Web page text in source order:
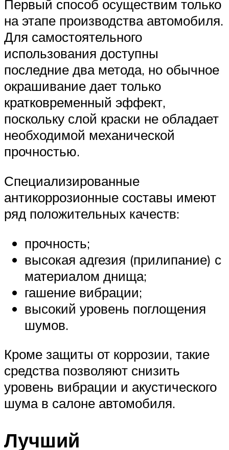
Первый способ осуществим только
на этапе производства автомобиля.
Для самостоятельного
использования доступны
последние два метода, но обычное
окрашивание дает только
кратковременный эффект,
поскольку слой краски не обладает
необходимой механической
прочностью.
Специализированные
антикоррозионные составы имеют
ряд положительных качеств:
прочность;
высокая адгезия (прилипание) с
материалом днища;
гашение вибрации;
высокий уровень поглощения
шумов.
Кроме защиты от коррозии, такие
средства позволяют снизить
уровень вибрации и акустического
шума в салоне автомобиля.
Лучший